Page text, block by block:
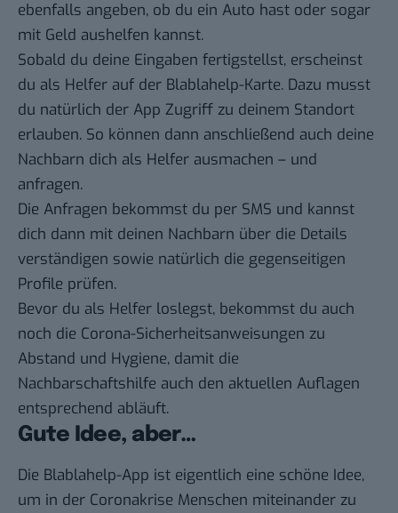
ebenfalls angeben, ob du ein Auto hast oder sogar
mit Geld aushelfen kannst.
Sobald du deine Eingaben fertigstellst, erscheinst
du als Helfer auf der Blablahelp-Karte. Dazu musst
du natürlich der App Zugriff zu deinem Standort
erlauben. So können dann anschließend auch deine
Nachbarn dich als Helfer ausmachen – und
anfragen.
Die Anfragen bekommst du per SMS und kannst
dich dann mit deinen Nachbarn über die Details
verständigen sowie natürlich die gegenseitigen
Profile prüfen.
Bevor du als Helfer loslegst, bekommst du auch
noch die Corona-Sicherheitsanweisungen zu
Abstand und Hygiene, damit die
Nachbarschaftshilfe auch den aktuellen Auflagen
entsprechend abläuft.
Gute Idee, aber…
Die Blablahelp-App ist eigentlich eine schöne Idee,
um in der Coronakrise Menschen miteinander zu